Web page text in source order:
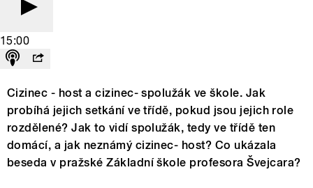
15:00
Cizinec - host a cizinec- spolužák ve škole. Jak
probíhá jejich setkání ve třídě, pokud jsou jejich role
rozdělené? Jak to vidí spolužák, tedy ve třídě ten
domácí, a jak neznámý cizinec- host? Co ukázala
beseda v pražské Základní škole profesora Švejcara?